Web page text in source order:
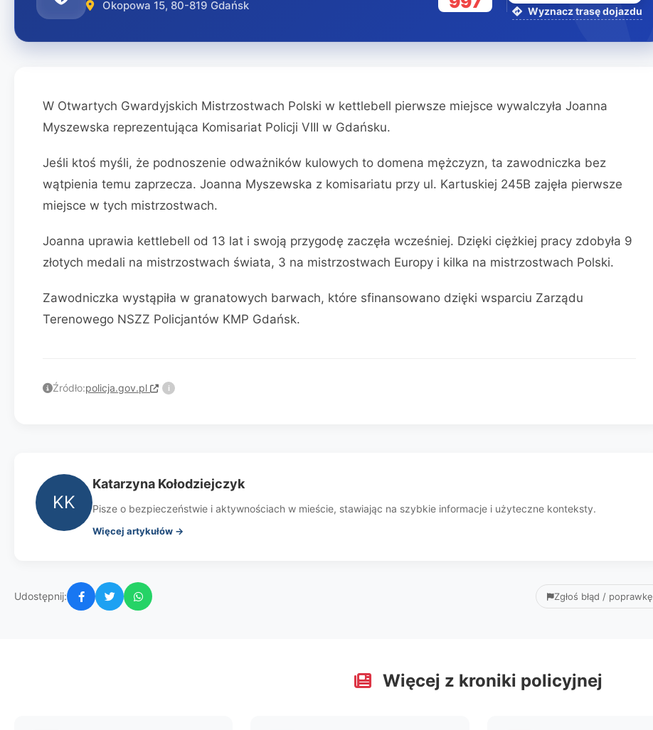
Okopowa 15, 80-819 Gdańsk Wyznacz trasę dojazdu
W Otwartych Gwardyjskich Mistrzostwach Polski w kettlebell pierwsze miejsce wywalczyła Joanna
Myszewska reprezentująca Komisariat Policji VIII w Gdańsku.
Jeśli ktoś myśli, że podnoszenie odważników kulowych to domena mężczyzn, ta zawodniczka bez
wątpienia temu zaprzecza. Joanna Myszewska z komisariatu przy ul. Kartuskiej 245B zajęła pierwsze
miejsce w tych mistrzostwach.
Joanna uprawia kettlebell od 13 lat i swoją przygodę zaczęła wcześniej. Dzięki ciężkiej pracy zdobyła 9
złotych medali na mistrzostwach świata, 3 na mistrzostwach Europy i kilka na mistrzostwach Polski.
Zawodniczka wystąpiła w granatowych barwach, które sfinansowano dzięki wsparciu Zarządu
Terenowego NSZZ Policjantów KMP Gdańsk.
Źródło:policja.gov.pl i
KK
Katarzyna Kołodziejczyk
Pisze o bezpieczeństwie i aktywnościach w mieście, stawiając na szybkie informacje i użyteczne konteksty.
Więcej artykułów →
Udostępnij: Zgłoś błąd / poprawkę
Więcej z kroniki policyjnej